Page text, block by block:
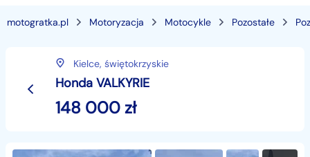
motogratka.pl Motoryzacja Motocykle Pozostałe
Kielce, świętokrzyskie
Honda VALKYRIE
148 000zł